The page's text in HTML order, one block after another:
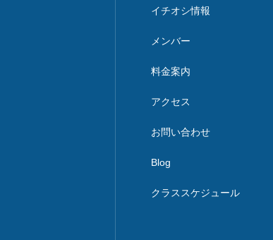
イチオシ情報
メンバー
料金案内
アクセス
お問い合わせ
Blog
クラススケジュール